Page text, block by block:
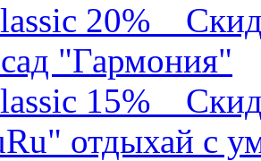
20%
"Гармония"
15%
отдыхай с